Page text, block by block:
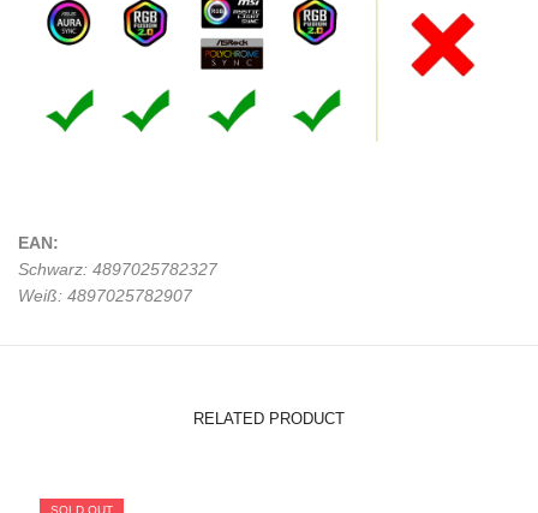
EAN:
Schwarz: 4897025782327
Weiß: 4897025782907
RELATED PRODUCT
SOLD OUT